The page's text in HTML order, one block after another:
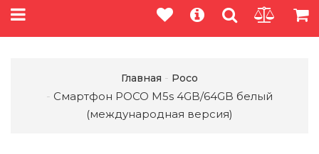
Главная Poco
Смартфон POCO M5s 4GB/64GB белый
(международная версия)